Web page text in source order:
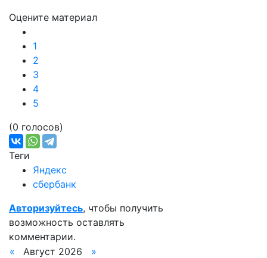
Оцените материал
1
2
3
4
5
(0 голосов)
Теги
Яндекс
сбербанк
Авторизуйтесь, чтобы получить
возможность оставлять
комментарии.
«
Август 2026
»